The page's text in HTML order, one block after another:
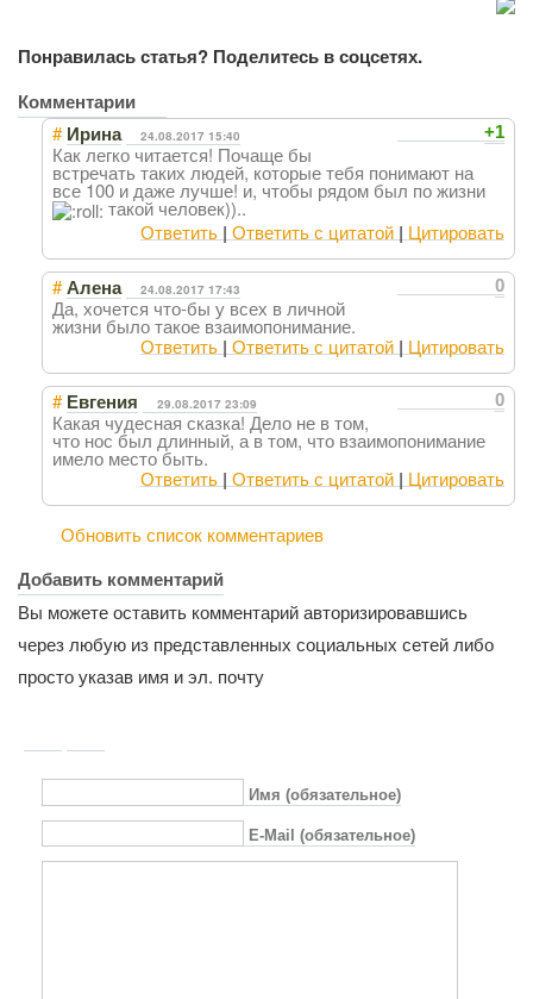
Понравилась статья? Поделитесь в соцсетях.
Комментарии
+1
# Ирина 24.08.2017 15:40
Как легко читается! Почаще бы
встречать таких людей, которые тебя понимают на
все 100 и даже лучше! и, чтобы рядом был по жизни
такой человек))..
Ответить | Ответить с цитатой | Цитировать
0
# Алена 24.08.2017 17:43
Да, хочется что-бы у всех в личной
жизни было такое взаимопонимание.
Ответить | Ответить с цитатой | Цитировать
0
# Евгения 29.08.2017 23:09
Какая чудесная сказка! Дело не в том,
что нос был длинный, а в том, что взаимопонимание
имело место быть.
Ответить | Ответить с цитатой | Цитировать
Обновить список комментариев
Добавить комментарий
Вы можете оставить комментарий авторизировавшись
через любую из представленных социальных сетей либо
просто указав имя и эл. почту
Имя (обязательное)
E-Mail (обязательное)